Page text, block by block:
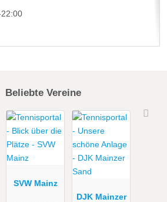
Beliebte Vereine
SVW Mainz
DJK Mainzer